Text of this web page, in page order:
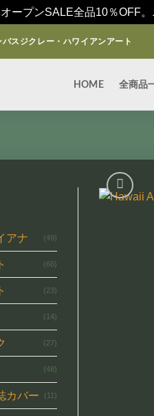
オープンSALE全品10％OFF
スジクレー・ハワイアンアート
HOME 全商品
アナ (49)
(66)
(23)
(14)
(27)
(48)
カバー (11)